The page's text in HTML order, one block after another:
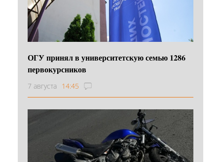
ОГУ принял в университетскую семью 1286
первокурсников
7 августа 14:45